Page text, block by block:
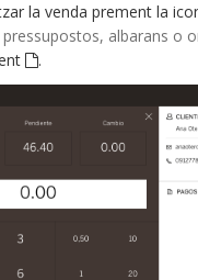
la venda prement la
pressupostos, albarans o
.